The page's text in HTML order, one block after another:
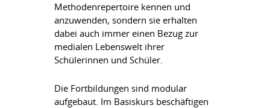
Methodenrepertoire kennen und
anzuwenden, sondern sie erhalten
dabei auch immer einen Bezug zur
medialen Lebenswelt ihrer
Schülerinnen und Schüler.
Die Fortbildungen sind modular
aufgebaut. Im Basiskurs beschäftigen